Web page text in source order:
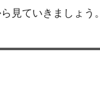
見ていきましょう。